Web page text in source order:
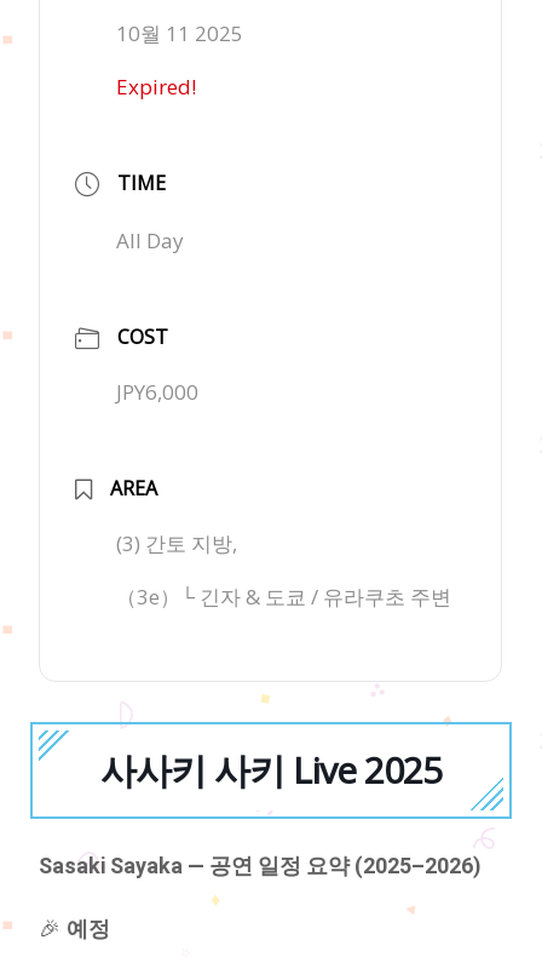
10월 11 2025
Expired!
TIME
All Day
COST
JPY6,000
AREA
(3) 간토 지방,
（3e）└ 긴자 & 도쿄 / 유라쿠초 주변
사사키 사키 Live 2025
Sasaki Sayaka — 공연 일정 요약 (2025–2026)
🎉 예정